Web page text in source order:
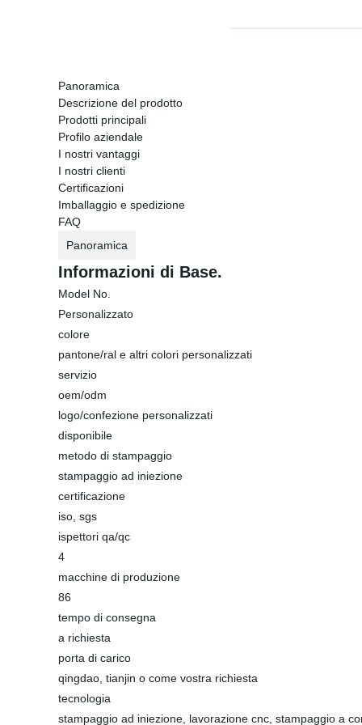
Panoramica
Descrizione del prodotto
Prodotti principali
Profilo aziendale
I nostri vantaggi
I nostri clienti
Certificazioni
Imballaggio e spedizione
FAQ
Panoramica
Informazioni di Base.
Model No.
Personalizzato
colore
pantone/ral e altri colori personalizzati
servizio
oem/odm
logo/confezione personalizzati
disponibile
metodo di stampaggio
stampaggio ad iniezione
certificazione
iso, sgs
ispettori qa/qc
4
macchine di produzione
86
tempo di consegna
a richiesta
porta di carico
qingdao, tianjin o come vostra richiesta
tecnologia
stampaggio ad iniezione, lavorazione cnc, stampaggio a